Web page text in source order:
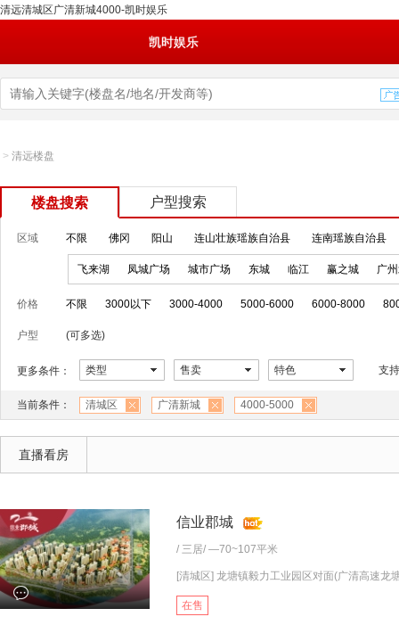
清远清城区广清新城4000-凯时娱乐
凯时娱乐
> 清远楼盘
楼盘搜索 户型搜索
区域 不限 佛冈 阳山 连山壮族瑶族自治县 连南瑶族自治县
飞来湖 凤城广场 城市广场 东城 临江 赢之城 广
价格 不限 3000以下 3000-4000 5000-6000 6000-8000
户型 (可多选)
更多条件： 类型 售卖 特色 支
当前条件： 清城区 广清新城 4000-5000
直播看房
信业郡城
/ 三居/ —70~107平米
[清城区] 龙塘镇毅力工业园区对面(广清高速龙
在售